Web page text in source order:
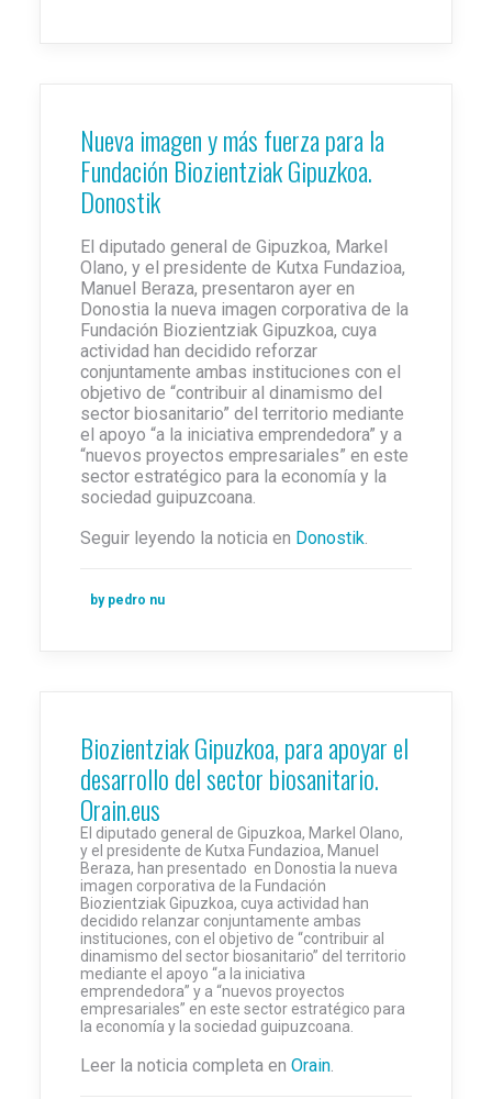
Nueva imagen y más fuerza para la
Fundación Biozientziak Gipuzkoa.
Donostik
El diputado general de Gipuzkoa, Markel
Olano, y el presidente de Kutxa Fundazioa,
Manuel Beraza, presentaron ayer en
Donostia la nueva imagen corporativa de la
Fundación Biozientziak Gipuzkoa, cuya
actividad han decidido reforzar
conjuntamente ambas instituciones con el
objetivo de “contribuir al dinamismo del
sector biosanitario” del territorio mediante
el apoyo “a la iniciativa emprendedora” y a
“nuevos proyectos empresariales” en este
sector estratégico para la economía y la
sociedad guipuzcoana.
Seguir leyendo la noticia en Donostik.
by pedro nu
Biozientziak Gipuzkoa, para apoyar el
desarrollo del sector biosanitario.
Orain.eus
El diputado general de Gipuzkoa, Markel Olano,
y el presidente de Kutxa Fundazioa, Manuel
Beraza, han presentado en Donostia la nueva
imagen corporativa de la Fundación
Biozientziak Gipuzkoa, cuya actividad han
decidido relanzar conjuntamente ambas
instituciones, con el objetivo de “contribuir al
dinamismo del sector biosanitario” del territorio
mediante el apoyo “a la iniciativa
emprendedora” y a “nuevos proyectos
empresariales” en este sector estratégico para
la economía y la sociedad guipuzcoana.
Leer la noticia completa en Orain.